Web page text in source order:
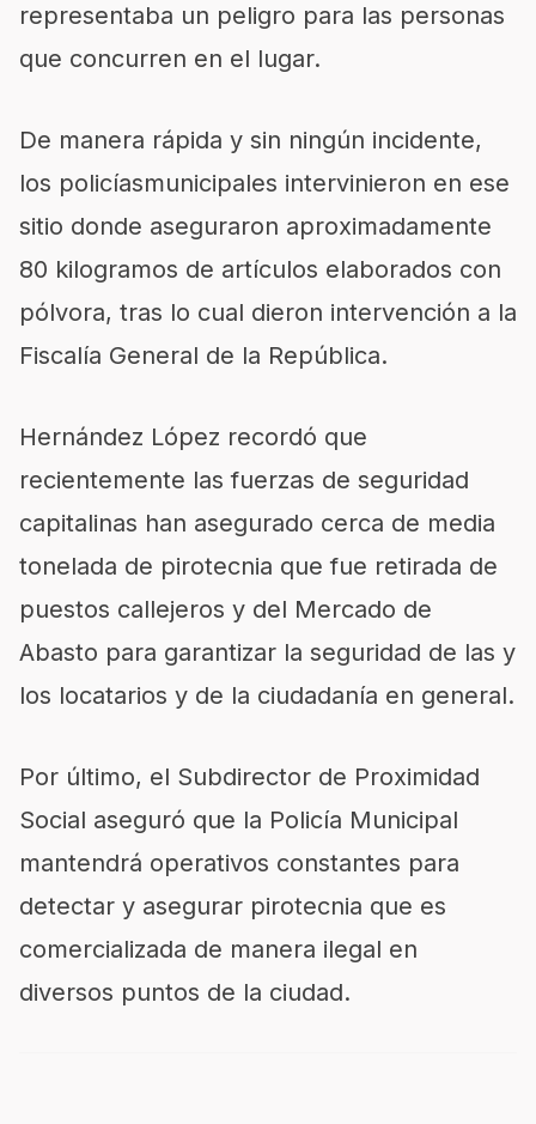
representaba un peligro para las personas
que concurren en el lugar.
De manera rápida y sin ningún incidente,
los policíasmunicipales intervinieron en ese
sitio donde aseguraron aproximadamente
80 kilogramos de artículos elaborados con
pólvora, tras lo cual dieron intervención a la
Fiscalía General de la República.
Hernández López recordó que
recientemente las fuerzas de seguridad
capitalinas han asegurado cerca de media
tonelada de pirotecnia que fue retirada de
puestos callejeros y del Mercado de
Abasto para garantizar la seguridad de las y
los locatarios y de la ciudadanía en general.
Por último, el Subdirector de Proximidad
Social aseguró que la Policía Municipal
mantendrá operativos constantes para
detectar y asegurar pirotecnia que es
comercializada de manera ilegal en
diversos puntos de la ciudad.